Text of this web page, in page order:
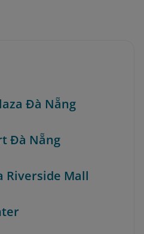
Đà Nẵng
Đà Nẵng
Riverside Mall